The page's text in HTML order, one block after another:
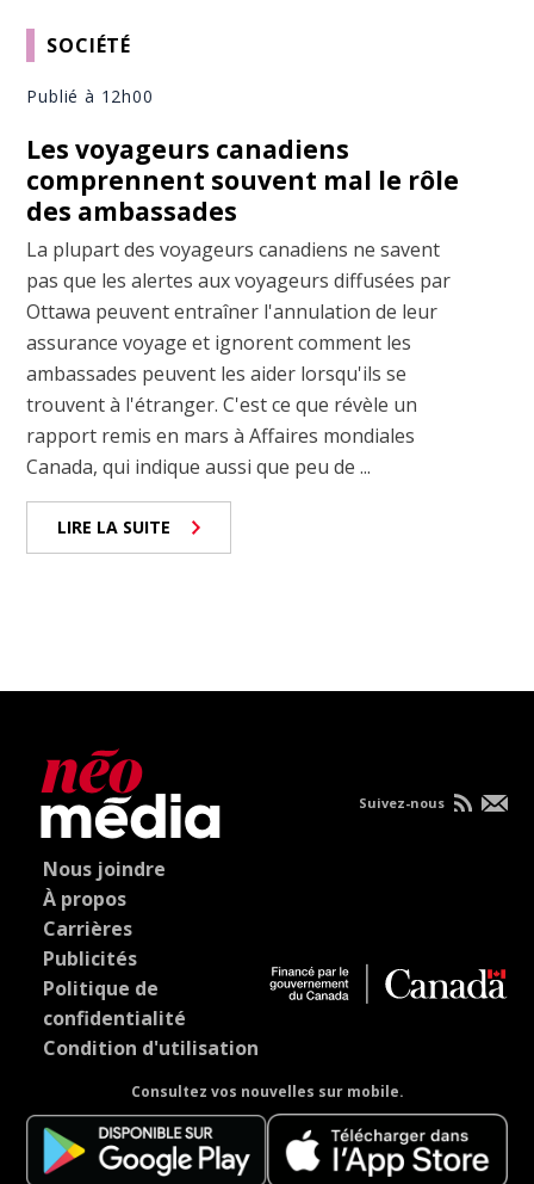
SOCIÉTÉ
Publié à 12h00
Les voyageurs canadiens
comprennent souvent mal le rôle
des ambassades
La plupart des voyageurs canadiens ne savent
pas que les alertes aux voyageurs diffusées par
Ottawa peuvent entraîner l'annulation de leur
assurance voyage et ignorent comment les
ambassades peuvent les aider lorsqu'ils se
trouvent à l'étranger. C'est ce que révèle un
rapport remis en mars à Affaires mondiales
Canada, qui indique aussi que peu de ...
LIRE LA SUITE
Nous joindre
À propos
Carrières
Publicités
Politique de
confidentialité
Condition d'utilisation
Consultez vos nouvelles sur mobile.
Suivez-nous